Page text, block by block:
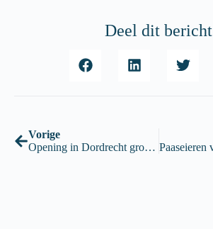
Deel dit bericht
Vorige
Opening in Dordrecht groot succes!